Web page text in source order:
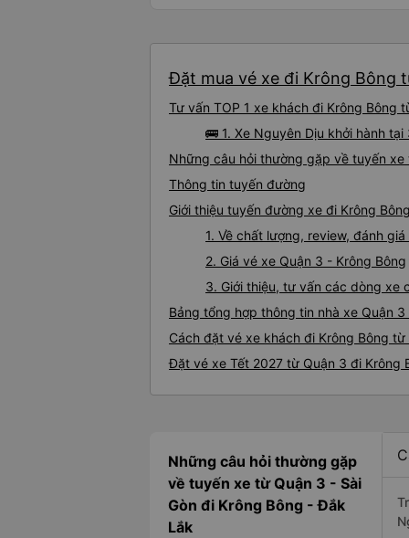
Đặt mua vé xe đi Krông Bông
Tư vấn TOP 1 xe khách đi Krông Bông
🚌 1. Xe Nguyên Dịu khởi hành
Những câu hỏi thường gặp về tuyến xe
Thông tin tuyến đường
Giới thiệu tuyến đường xe đi Krông
1. Về chất lượng, review, đánh
2. Giá vé xe Quận 3 - Krông Bông
3. Giới thiệu, tư vấn các dòng xe
Bảng tổng hợp thông tin nhà xe Quận 3
Cách đặt vé xe khách đi Krông Bông
Đặt vé xe Tết 2027 từ Quận 3 đi Krông
Những câu hỏi thường gặp
về tuyến xe từ Quận 3 - Sài
Gòn đi Krông Bông - Đắk
Lắk